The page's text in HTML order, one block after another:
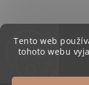
Tento web
tohoto webu